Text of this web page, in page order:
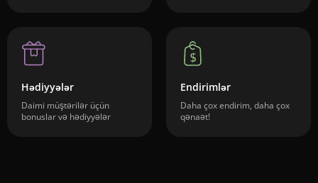
Hədiyyələr
Daimi müştərilər üçün
bonuslar və hədiyyələr
Endirimlər
Daha çox endirim, daha çox
qənaət!